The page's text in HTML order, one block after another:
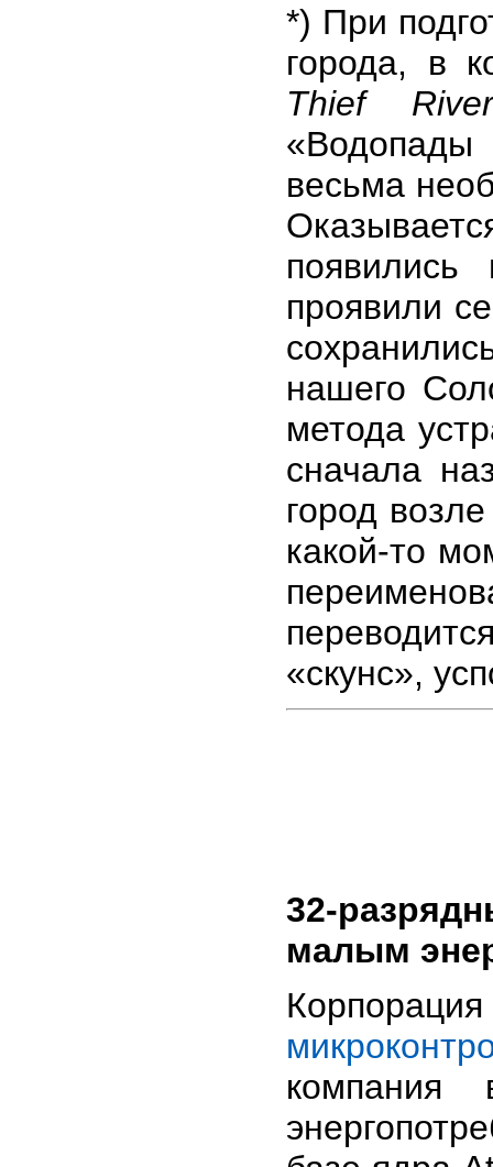
*) При
города, в
Thief
весьма
проявили
нашего
метода
сначала
город
какой-то
«скунс»,
32-
малым
компания